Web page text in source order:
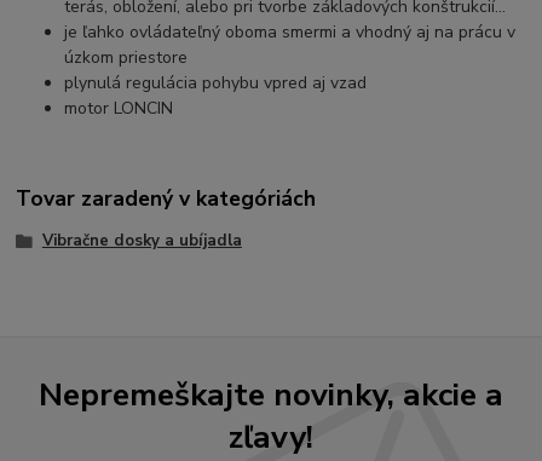
terás, obložení, alebo pri tvorbe základových konštrukcií...
je ľahko ovládateľný oboma smermi a vhodný aj na prácu v
úzkom priestore
plynulá regulácia pohybu vpred aj vzad
motor LONCIN
Tovar zaradený v kategóriách
Vibračne dosky a ubíjadla
Nepremeškajte novinky, akcie a
zľavy!